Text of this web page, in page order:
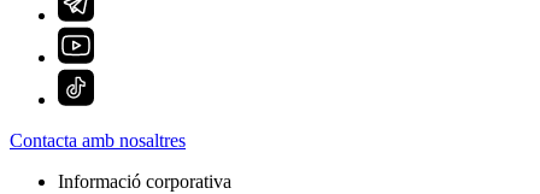
Contacta amb nosaltres
Informació corporativa